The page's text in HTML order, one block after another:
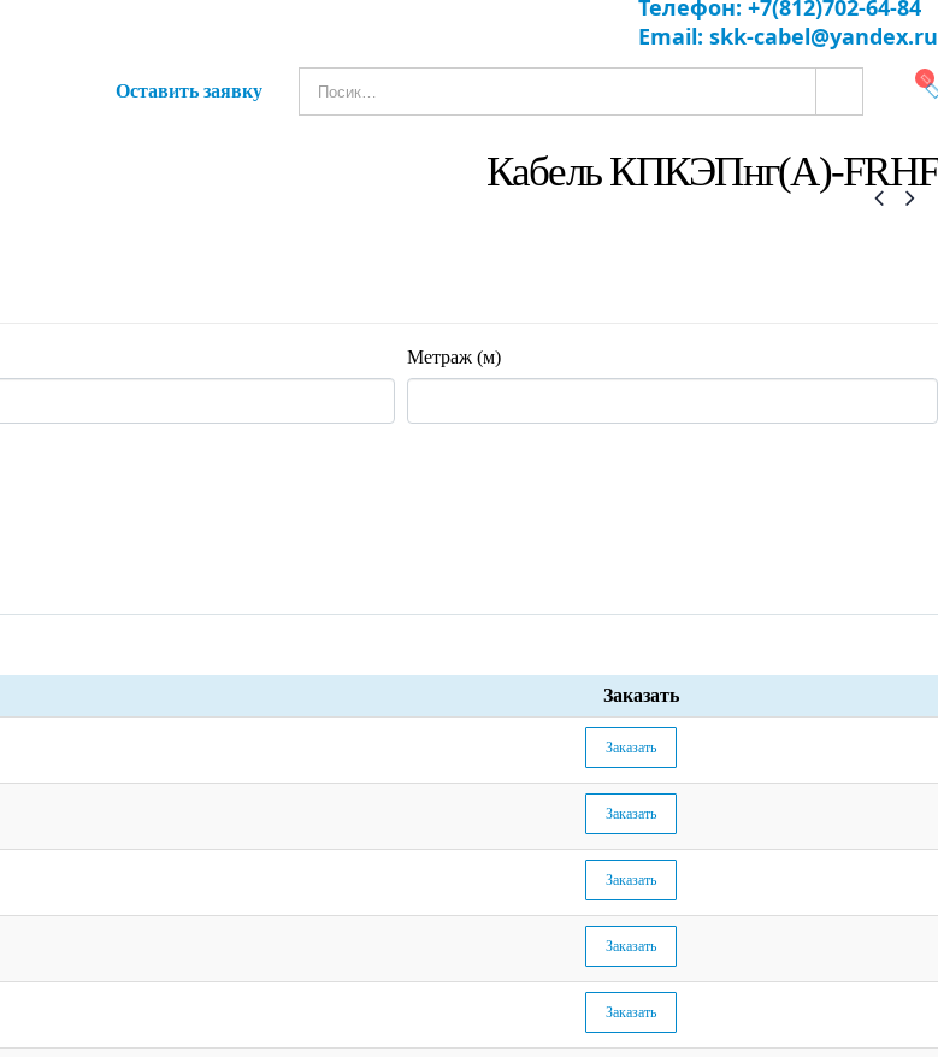
Телефон: +7(812)702-64-84
Email: skk-cabel@yandex.ru
Оставить заявку
Кабель КПКЭПнг(А)-FRHF
Метраж (м)
Заказать
Заказать
Заказать
Заказать
Заказать
Заказать